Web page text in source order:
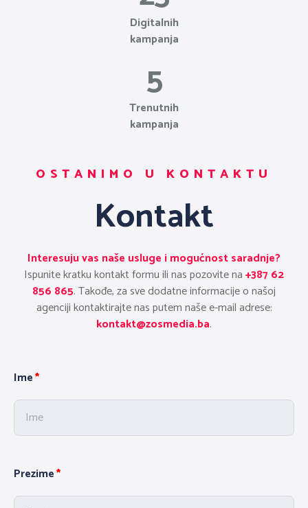
Digitalnih
kampanja
5
Trenutnih
kampanja
OSTANIMO U KONTAKTU
Kontakt
Interesuju vas naše usluge i mogućnost saradnje?
Ispunite kratku kontakt formu ili nas pozovite na+387 62
856 865. Takođe, za sve dodatne informacije o našoj
agenciji kontaktirajte nas putem naše e-mail adrese:
kontakt@zosmedia.ba.
Ime
Prezime